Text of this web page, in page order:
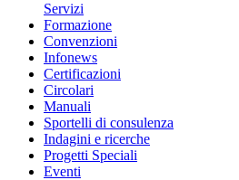
Servizi
Formazione
Convenzioni
Infonews
Certificazioni
Circolari
Manuali
Sportelli di consulenza
Indagini e ricerche
Progetti Speciali
Eventi